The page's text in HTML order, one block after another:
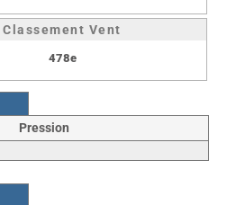
Classement Vent
478e
Pression